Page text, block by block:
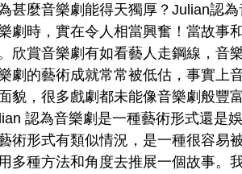
甚麼音樂劇能得天獨厚？Julian認
劇時，實在令人相當興奮！當故事
欣賞音樂劇有如看藝人走鋼線，音
劇的藝術成就常常被低估，事實上
貌，很多戲劇都未能像音樂劇般豐
認為音樂劇是一種藝術形式還是
術形式有類似情況，是一種很容易
多種方法和角度去推展一個故事。